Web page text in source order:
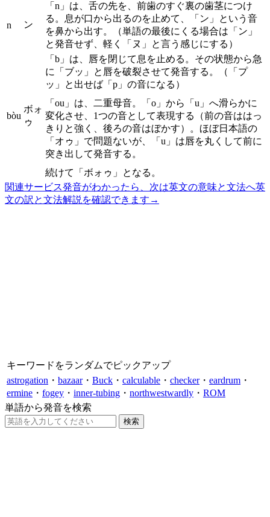
n ン
「n」は、舌の先を、前歯のすぐ裏の歯茎につけ
る。息が口から出るのを止めて、「ン」という音
を鼻から出す。（単語の最後にくる場合は「ン」
と発音せず、軽く「ヌ」と言う感じにする）
bòu
ボォ
ゥ
「b」は、唇を閉じて息を止める。その状態から急
に「ブッ」と唇を破裂させて発音する。（「プ
ッ」と出せば「p」の音になる）
「ou」は、二重母音。「o」から「u」へ滑らかに
変化させ、1つの音として表現する（前の音ははっ
きりと強く、後ろの音はぼかす）。ほぼ日本語の
「オゥ」で問題ないが、「u」は唇を丸くして前に
突き出して発音する。
続けて「ボォゥ」となる。
関連サービス発音がわかったら、次は英文の意味と文法へ英
文の訳と文法解説を確認できます →
キーワードをランダムでピックアップ
astrogation ・ bazaar・ Buck ・ calculable ・ checker・ eardrum ・
ermine ・ fogey ・ inner-tubing ・ northwestwardly ・ ROM
単語から発音を検索